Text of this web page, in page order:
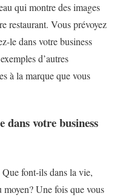
qui montre des images
restaurant. Vous prévoyez
le dans votre business
d’autres
à la marque que vous
dans votre business
font-ils dans la vie,
Une fois que vous